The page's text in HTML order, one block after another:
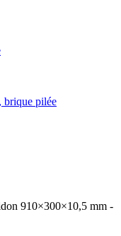
brique pilée
910×300×10,5 mm -